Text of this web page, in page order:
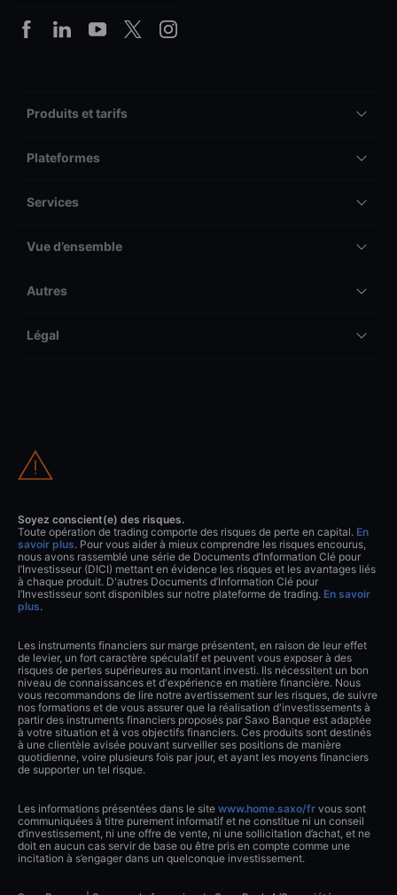
Produits et tarifs
Plateformes
Services
Vue d’ensemble
Autres
Légal
Soyez conscient(e) des risques.
Toute opération de trading comporte des risques de perte en capital. En
savoir plus. Pour vous aider à mieux comprendre les risques encourus,
nous avons rassemblé une série de Documents d’Information Clé pour
l’Investisseur (DICI) mettant en évidence les risques et les avantages liés
à chaque produit. D'autres Documents d’Information Clé pour
l’Investisseur sont disponibles sur notre plateforme de trading. En savoir
plus.
Les instruments financiers sur marge présentent, en raison de leur effet
de levier, un fort caractère spéculatif et peuvent vous exposer à des
risques de pertes supérieures au montant investi. Ils nécessitent un bon
niveau de connaissances et d'expérience en matière financière. Nous
vous recommandons de lire notre avertissement sur les risques, de suivre
nos formations et de vous assurer que la réalisation d'investissements à
partir des instruments financiers proposés par Saxo Banque est adaptée
à votre situation et à vos objectifs financiers. Ces produits sont destinés
à une clientèle avisée pouvant surveiller ses positions de manière
quotidienne, voire plusieurs fois par jour, et ayant les moyens financiers
de supporter un tel risque.
Les informations présentées dans le site www.home.saxo/fr vous sont
communiquées à titre purement informatif et ne constitue ni un conseil
d’investissement, ni une offre de vente, ni une sollicitation d’achat, et ne
doit en aucun cas servir de base ou être pris en compte comme une
incitation à s’engager dans un quelconque investissement.